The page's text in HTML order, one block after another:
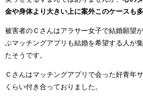
金や身体より大きい上に案外このケースも多
被害者のＣさんはアラサー女子で結婚願望
ぶマッチングアプリも結婚を希望する人が
たそうです。
Ｃさんはマッチングアプリで会った好青年
くらい付き合っておりました。